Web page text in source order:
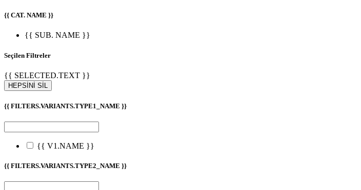
{{ CAT. NAME }}
{{ SUB. NAME }}
Seçilen Filtreler
{{ SELECTED.TEXT }}
HEPSİNİ SİL
{{ FILTERS.VARIANTS.TYPE1_NAME }}
{{ V1.NAME }}
{{ FILTERS.VARIANTS.TYPE2_NAME }}